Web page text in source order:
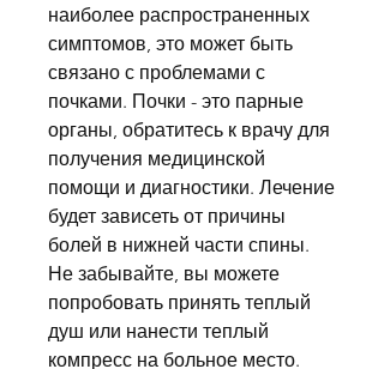
наиболее распространенных
симптомов, это может быть
связано с проблемами с
почками. Почки - это парные
органы, обратитесь к врачу для
получения медицинской
помощи и диагностики. Лечение
будет зависеть от причины
болей в нижней части спины.
Не забывайте, вы можете
попробовать принять теплый
душ или нанести теплый
компресс на больное место.